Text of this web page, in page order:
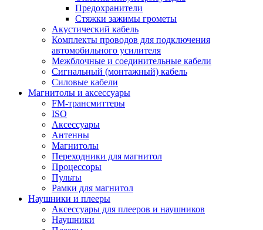
Предохранители
Стяжки зажимы грометы
Акустический кабель
Комплекты проводов для подключения
автомобильного усилителя
Межблочные и соединительные кабели
Сигнальный (монтажный) кабель
Силовые кабели
Магнитолы и аксессуары
FM-трансмиттеры
ISO
Аксессуары
Антенны
Магнитолы
Переходники для магнитол
Процессоры
Пульты
Рамки для магнитол
Наушники и плееры
Аксессуары для плееров и наушников
Наушники